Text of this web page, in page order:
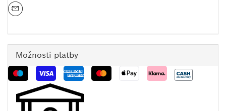
Možnosti platby